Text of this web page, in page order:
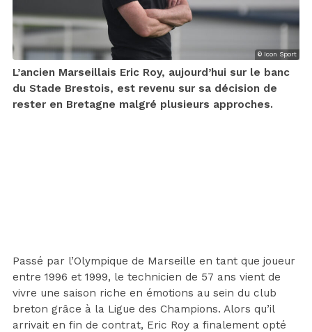
© Icon Sport
L’ancien Marseillais Eric Roy, aujourd’hui sur le banc
du Stade Brestois, est revenu sur sa décision de
rester en Bretagne malgré plusieurs approches.
Passé par l’Olympique de Marseille en tant que joueur
entre 1996 et 1999, le technicien de 57 ans vient de
vivre une saison riche en émotions au sein du club
breton grâce à la Ligue des Champions. Alors qu’il
arrivait en fin de contrat, Eric Roy a finalement opté